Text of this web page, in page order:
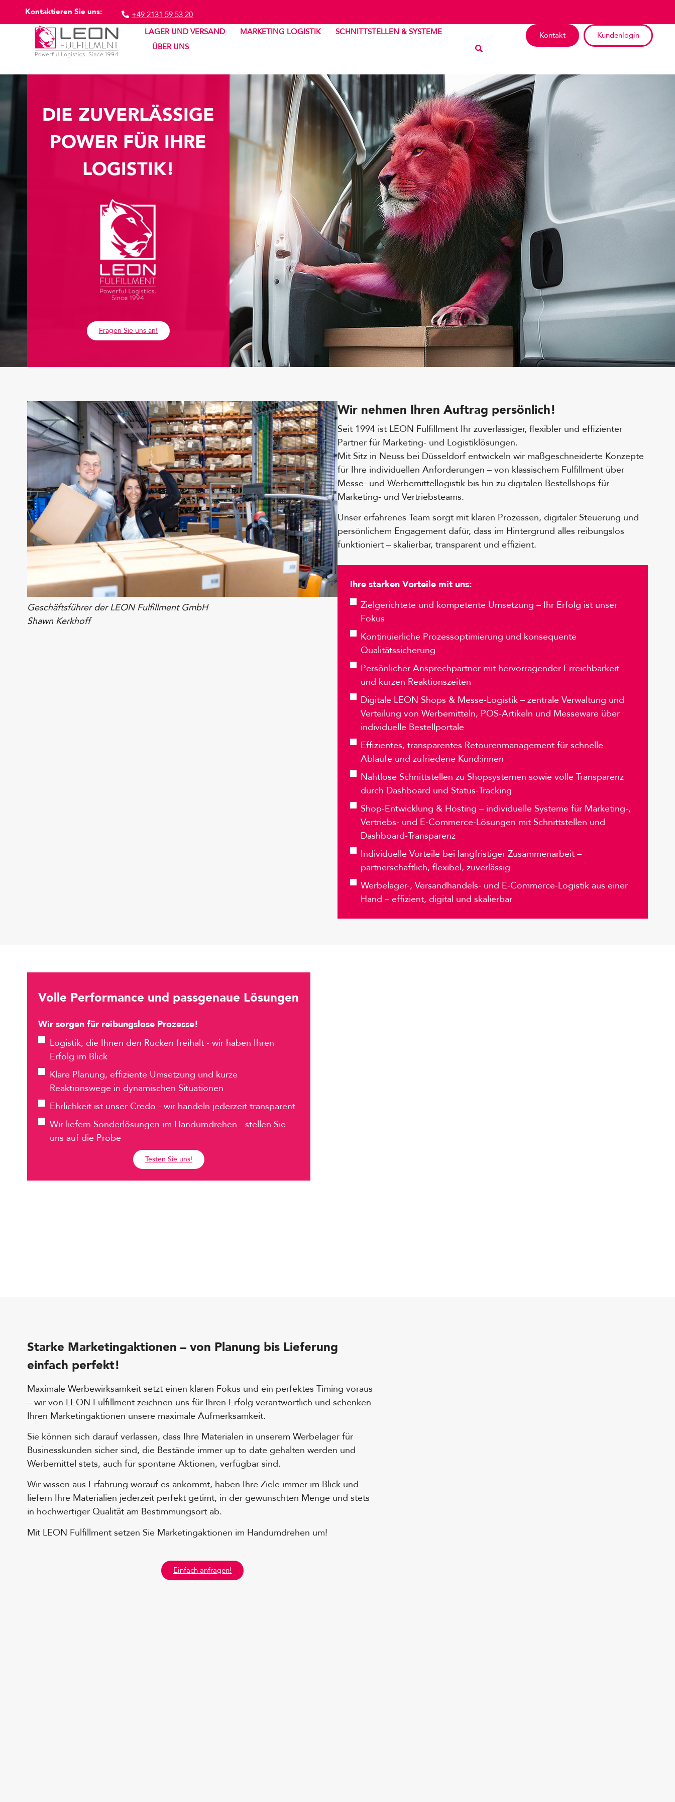
Kontaktieren Sie uns:
+49 2131 59 53 20
LAGER UND VERSAND
MARKETING LOGISTIK
SCHNITTSTELLEN & SYSTEME
ÜBER UNS
Kontakt Kundenlogin
DIE ZUVERLÄSSIGE
POWER FÜR IHRE
LOGISTIK!
Fragen Sie uns an!
Geschäftsführer der LEON Fulfillment GmbH
Shawn Kerkhoff
Wir nehmen Ihren Auftrag persönlich!
Seit 1994 ist LEON Fulfillment Ihr zuverlässiger, flexibler und effizienter
Partner für Marketing- und Logistiklösungen.
Mit Sitz in Neuss bei Düsseldorf entwickeln wir maßgeschneiderte Konzepte
für Ihre individuellen Anforderungen – von klassischem Fulfillment über
Messe- und Werbemittellogistik bis hin zu digitalen Bestellshops für
Marketing- und Vertriebsteams.
Unser erfahrenes Team sorgt mit klaren Prozessen, digitaler Steuerung und
persönlichem Engagement dafür, dass im Hintergrund alles reibungslos
funktioniert – skalierbar, transparent und effizient.
Ihre starken Vorteile mit uns:
Zielgerichtete und kompetente Umsetzung – Ihr Erfolg ist unser
Fokus
Kontinuierliche Prozessoptimierung und konsequente
Qualitätssicherung
Persönlicher Ansprechpartner mit hervorragender Erreichbarkeit
und kurzen Reaktionszeiten
Digitale LEON Shops & Messe-Logistik – zentrale Verwaltung und
Verteilung von Werbemitteln, POS-Artikeln und Messeware über
individuelle Bestellportale
Effizientes, transparentes Retourenmanagement für schnelle
Abläufe und zufriedene Kund:innen
Nahtlose Schnittstellen zu Shopsystemen sowie volle Transparenz
durch Dashboard und Status-Tracking
Shop-Entwicklung & Hosting – individuelle Systeme für Marketing-,
Vertriebs- und E-Commerce-Lösungen mit Schnittstellen und
Dashboard-Transparenz
Individuelle Vorteile bei langfristiger Zusammenarbeit –
partnerschaftlich, flexibel, zuverlässig
Werbelager-, Versandhandels- und E-Commerce-Logistik aus einer
Hand – effizient, digital und skalierbar
Volle Performance und passgenaue Lösungen
Wir sorgen für reibungslose Prozesse!
Logistik, die Ihnen den Rücken freihält - wir haben Ihren
Erfolg im Blick
Klare Planung, effiziente Umsetzung und kurze
Reaktionswege in dynamischen Situationen
Ehrlichkeit ist unser Credo - wir handeln jederzeit transparent
Wir liefern Sonderlösungen im Handumdrehen - stellen Sie
uns auf die Probe
Testen Sie uns!
Starke Marketingaktionen – von Planung bis Lieferung
einfach perfekt!
Maximale Werbewirksamkeit setzt einen klaren Fokus und ein perfektes Timing voraus
– wir von LEON Fulfillment zeichnen uns für Ihren Erfolg verantwortlich und schenken
Ihren Marketingaktionen unsere maximale Aufmerksamkeit.
Sie können sich darauf verlassen, dass Ihre Materialen in unserem Werbelager für
Businesskunden sicher sind, die Bestände immer up to date gehalten werden und
Werbemittel stets, auch für spontane Aktionen, verfügbar sind.
Wir wissen aus Erfahrung worauf es ankommt, haben Ihre Ziele immer im Blick und
liefern Ihre Materialien jederzeit perfekt getimt, in der gewünschten Menge und stets
in hochwertiger Qualität am Bestimmungsort ab.
Mit LEON Fulfillment setzen Sie Marketingaktionen im Handumdrehen um!
Einfach anfragen!